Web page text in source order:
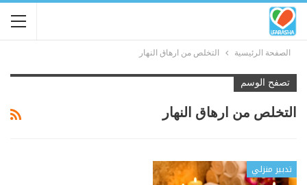
الصفحة الرئيسية التخلص من ارهاق النهار
تصفح الوسم
التخلص من ارهاق النهار
تدبير منزلي